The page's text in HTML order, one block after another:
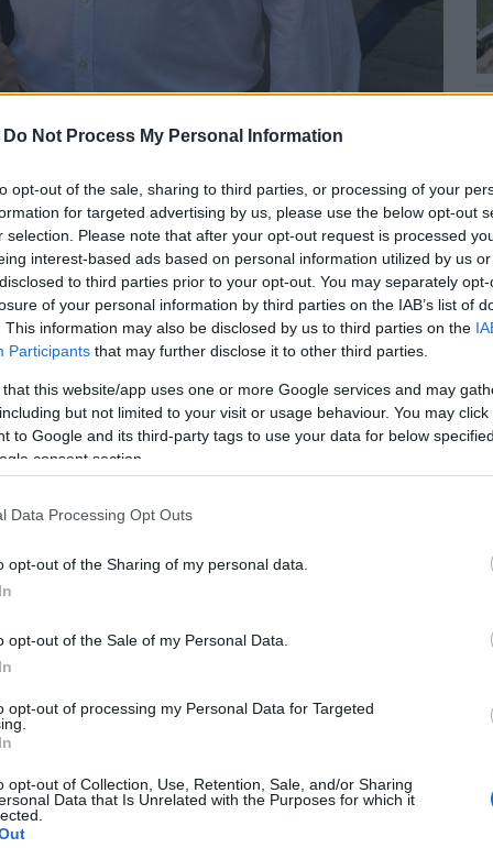
Do Not Process My Personal Information
opt-out of the sale, sharing to third parties, or processing of your
for targeted advertising by us, please use the below opt-out
selection. Please note that after your opt-out request is processed
interest-based ads based on personal information utilized by us
to third parties prior to your opt-out. You may separately
of your personal information by third parties on the IAB’s list of
This information may also be disclosed by us to third parties on the
Participants that may further disclose it to other third parties.
that this website/app uses one or more Google services and may
but not limited to your visit or usage behaviour. You may
to Google and its third-party tags to use your data for below
consent section.
Data Processing Opt Outs
opt-out of the Sharing of my personal data.
opt-out of the Sale of my Personal Data.
opt-out of processing my Personal Data for Targeted
opt-out of Collection, Use, Retention, Sale, and/or Sharing
Data that Is Unrelated with the Purposes for which it
/ Facebook
Juhász Árpád
Szekszárdra látogatott Dr. Juhász Árpád,
filmek állandó geológus szakértője, akivel
a város részéről dr. Fusz György alpolgármester
oldalán.